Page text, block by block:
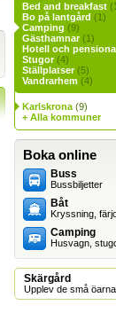
Bed and breakfast
Bo på lantgård (1)
Camping (9)
Gästhamnar(1)
Hotell och
Stugor(4)
Ställplatser(5)
Vandrarhem (4)
Karlskrona (9)
+ Alla kommuner
Boka online
Buss
Bussbiljetter
Båt
Kryssning,
Camping
Husvagn,
Skärgård
Upplev de små